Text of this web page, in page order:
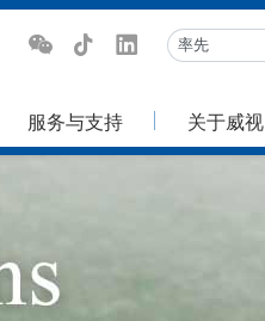
服务与支持 关于威视